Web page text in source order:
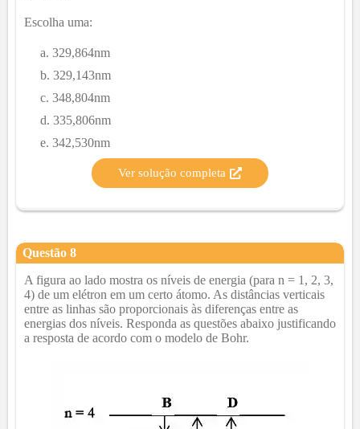
Escolha uma:
329,864nm
329,143nm
348,804nm
335,806nm
342,530nm
Ver solução completa
Questão 8
A figura ao lado mostra os níveis de energia (para n = 1, 2, 3,
4) de um elétron em um certo átomo. As distâncias verticais
entre as linhas são proporcionais às diferenças entre as
energias dos níveis. Responda as questões abaixo justificando
a resposta de acordo com o modelo de Bohr.